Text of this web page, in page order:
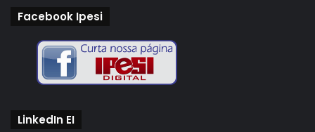
Facebook Ipesi
LinkedIn EI